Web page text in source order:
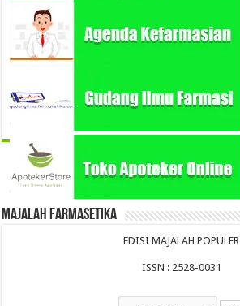
Majalah Farmasetika
EDISI MAJALAH POPULER
ISSN : 2528-0031